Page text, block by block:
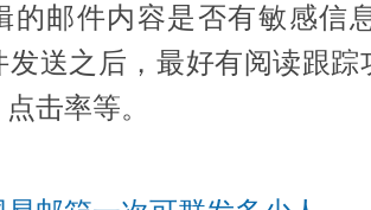
的邮件内容是否有敏感信
发送之后，最好有阅读跟
击率等。